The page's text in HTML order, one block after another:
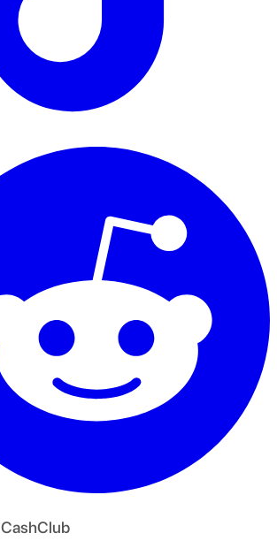
CashClub